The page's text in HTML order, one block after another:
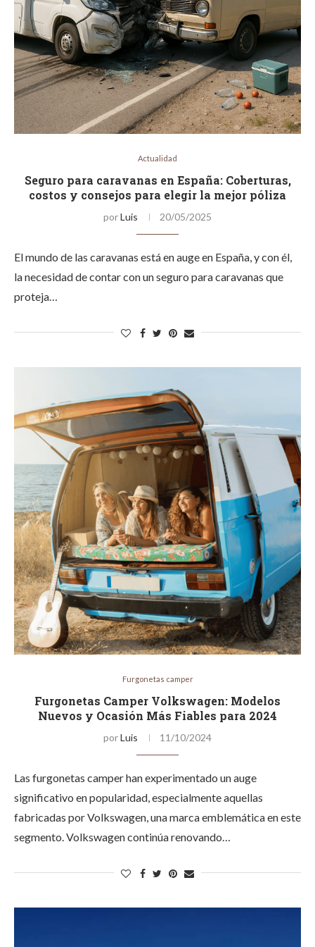
Actualidad
Seguro para caravanas en España: Coberturas,
costos y consejos para elegir la mejor póliza
porLuis 20/05/2025
El mundo de las caravanas está en auge en España, y con él,
la necesidad de contar con un seguro para caravanas que
proteja…
Furgonetas camper
Furgonetas Camper Volkswagen: Modelos
Nuevos y Ocasión Más Fiables para 2024
porLuis 11/10/2024
Las furgonetas camper han experimentado un auge
significativo en popularidad, especialmente aquellas
fabricadas por Volkswagen, una marca emblemática en este
segmento. Volkswagen continúa renovando…